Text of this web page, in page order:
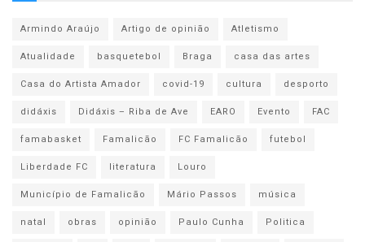
Armindo Araújo Artigo de opinião
Atletismo
Atualidade
basquetebol Braga
casa das artes
Casa do Artista Amador
covid-19 cultura
desporto
didáxis
Didáxis – Riba de Ave EARO Evento
FAC
famabasket
Famalicão FC Famalicão
futebol
Liberdade FC
literatura
Louro
Município de Famalicão
Mário Passos
música
natal
obras opinião Paulo Cunha
Politica